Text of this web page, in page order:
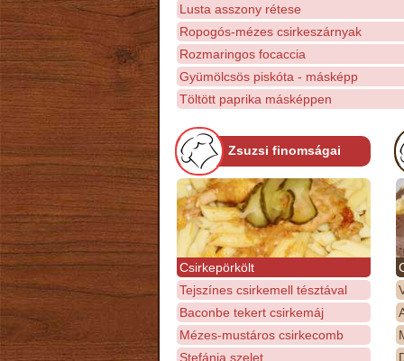
Lusta asszony rétese
Ropogós-mézes csirkeszárnyak
Rozmaringos focaccia
Gyümölcsös piskóta - másképp
Töltött paprika másképpen
Zsuzsi finomságai
Csirkepörkölt
Tejszínes csirkemell tésztával
Baconbe tekert csirkemáj
Mézes-mustáros csirkecomb
Stefánia szelet